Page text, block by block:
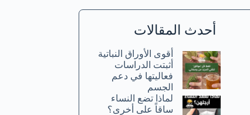
أحدث المقالات
أقوى الأوراق النباتية
أثبتت الدراسات
فعاليتها في دعم
الجسم
لماذا تضع النساء
ساقاً على أخرى؟